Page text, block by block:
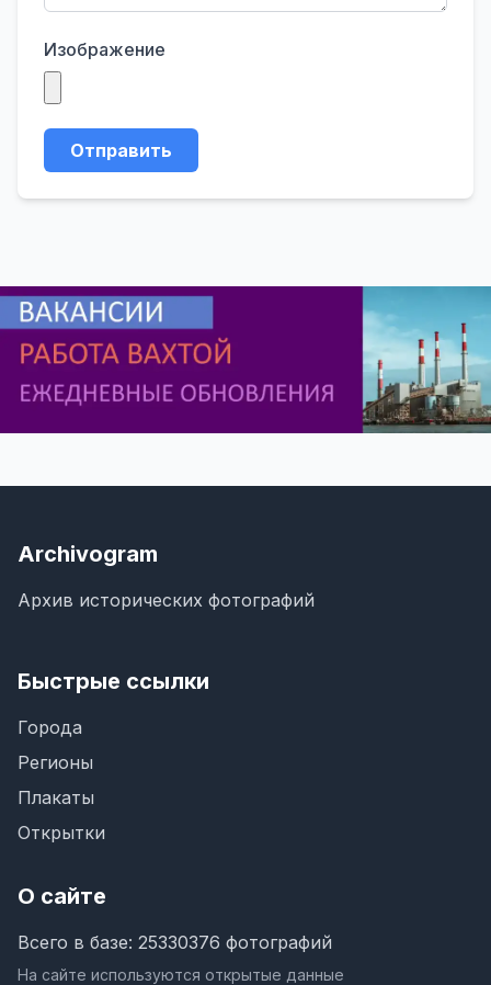
Изображение
Отправить
Archivogram
Архив исторических фотографий
Быстрые ссылки
Города
Регионы
Плакаты
Открытки
О сайте
Всего в базе: 25330376 фотографий
На сайте используются открытые данные